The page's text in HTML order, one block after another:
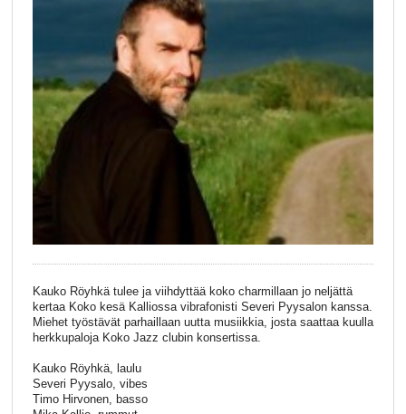
Kauko Röyhkä tulee ja viihdyttää koko charmillaan jo neljättä
kertaa Koko kesä Kalliossa vibrafonisti Severi Pyysalon kanssa.
Miehet työstävät parhaillaan uutta musiikkia, josta saattaa kuulla
herkkupaloja Koko Jazz clubin konsertissa.
Kauko Röyhkä, laulu
Severi Pyysalo, vibes
Timo Hirvonen, basso